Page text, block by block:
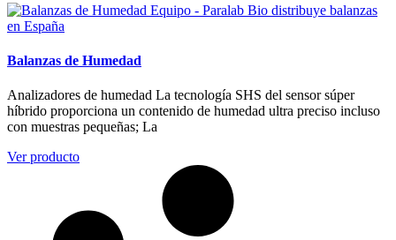
Balanzas de Humedad
Analizadores de humedad La tecnología SHS del sensor súper
híbrido proporciona un contenido de humedad ultra preciso incluso
con muestras pequeñas; La
Ver producto